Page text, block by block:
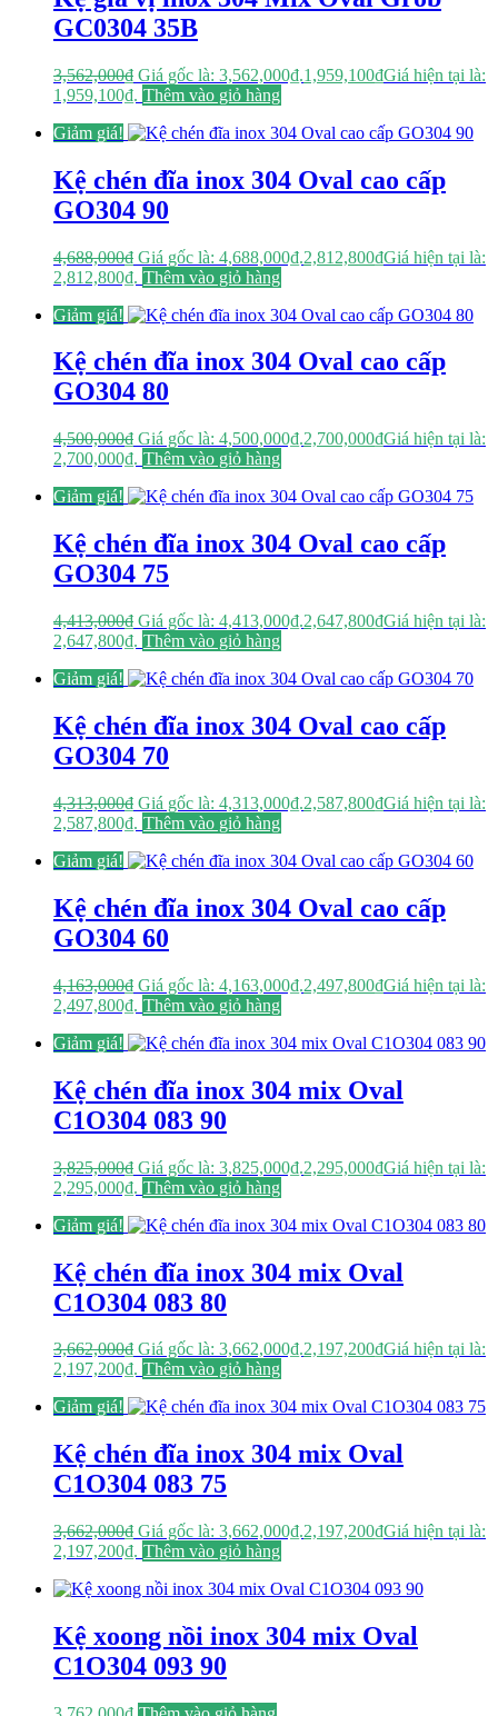
GC0304 35B
3,562,000₫ Giá gốc là: 3,562,000₫.1,959,100₫Giá hiện tại là:
1,959,100₫. Thêm vào giỏ hàng
Giảm giá!
Kệ chén đĩa inox 304 Oval cao cấp
GO304 90
4,688,000₫ Giá gốc là: 4,688,000₫.2,812,800₫Giá hiện tại là:
2,812,800₫. Thêm vào giỏ hàng
Giảm giá!
Kệ chén đĩa inox 304 Oval cao cấp
GO304 80
4,500,000₫ Giá gốc là: 4,500,000₫.2,700,000₫Giá hiện tại là:
2,700,000₫. Thêm vào giỏ hàng
Giảm giá!
Kệ chén đĩa inox 304 Oval cao cấp
GO304 75
4,413,000₫ Giá gốc là: 4,413,000₫.2,647,800₫Giá hiện tại là:
2,647,800₫. Thêm vào giỏ hàng
Giảm giá!
Kệ chén đĩa inox 304 Oval cao cấp
GO304 70
4,313,000₫ Giá gốc là: 4,313,000₫.2,587,800₫Giá hiện tại là:
2,587,800₫. Thêm vào giỏ hàng
Giảm giá!
Kệ chén đĩa inox 304 Oval cao cấp
GO304 60
4,163,000₫ Giá gốc là: 4,163,000₫.2,497,800₫Giá hiện tại là:
2,497,800₫. Thêm vào giỏ hàng
Giảm giá!
Kệ chén đĩa inox 304 mix Oval
C1O304 083 90
3,825,000₫ Giá gốc là: 3,825,000₫.2,295,000₫Giá hiện tại là:
2,295,000₫. Thêm vào giỏ hàng
Giảm giá!
Kệ chén đĩa inox 304 mix Oval
C1O304 083 80
3,662,000₫ Giá gốc là: 3,662,000₫.2,197,200₫Giá hiện tại là:
2,197,200₫. Thêm vào giỏ hàng
Giảm giá!
Kệ chén đĩa inox 304 mix Oval
C1O304 083 75
3,662,000₫ Giá gốc là: 3,662,000₫.2,197,200₫Giá hiện tại là:
2,197,200₫. Thêm vào giỏ hàng
Kệ xoong nồi inox 304 mix Oval
C1O304 093 90